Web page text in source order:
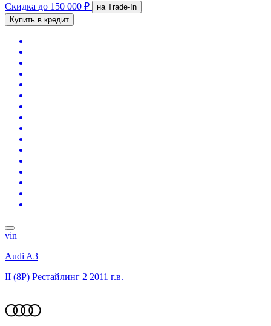
Скидка до 150 000 ₽
на Trade-In
Купить в кредит
vin
Audi A3
II (8P) Рестайлинг 2 2011 г.в.